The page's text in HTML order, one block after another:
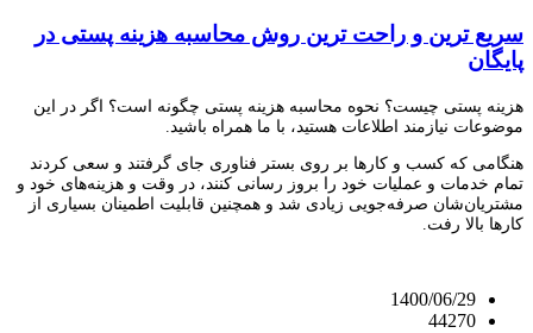
سریع ترین و راحت ترین روش محاسبه هزینه پستی در
پایگان
هزینه پستی چیست؟ نحوه محاسبه هزینه پستی چگونه است؟ اگر در این
موضوعات نیازمند اطلاعات هستید، با ما همراه باشید.
هنگامی که کسب و کارها بر روی بستر فناوری جای گرفتند و سعی کردند
تمام خدمات و عملیات خود را بروز رسانی کنند، در وقت و هزینه‌های خود و
مشتریان‌شان صرفه‌جویی زیادی شد و همچنین قابلیت اطمینان بسیاری از
کارها بالا رفت.
1400/06/29
44270